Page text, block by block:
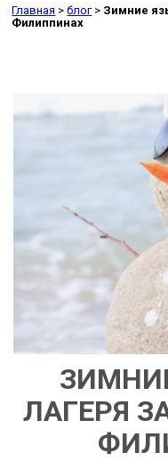
Главная >блог> Зимние
Филиппинах
ЛАГЕРЯ